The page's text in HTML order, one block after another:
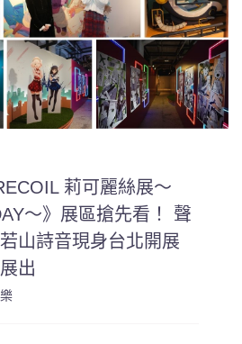
莉可麗絲展～
～》展區搶先看！ 聲
山詩音現身台北開展
出